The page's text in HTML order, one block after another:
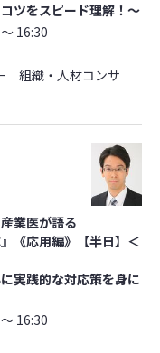
ツをスピード理解！～
16:30
組織・人材コンサ
業医が語る
《応用編》【半日】＜
実践的な対応策を身に
16:30